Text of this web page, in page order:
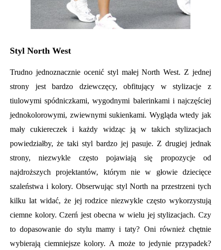
Styl North West
Trudno jednoznacznie ocenić styl małej North West. Z jednej
strony jest bardzo dziewczęcy, obfitujący w stylizacje z
tiulowymi spódniczkami, wygodnymi balerinkami i najczęściej
jednokolorowymi, zwiewnymi sukienkami. Wygląda wtedy jak
mały cukiereczek i każdy widząc ją w takich stylizacjach
powiedziałby, że taki styl bardzo jej pasuje. Z drugiej jednak
strony, niezwykle często pojawiają się propozycje od
najdroższych projektantów, którym nie w głowie dziecięce
szaleństwa i kolory. Obserwując styl North na przestrzeni tych
kilku lat widać, że jej rodzice niezwykle często wykorzystują
ciemne kolory. Czerń jest obecna w wielu jej stylizacjach. Czy
to dopasowanie do stylu mamy i taty? Oni również chętnie
wybierają ciemniejsze kolory. A może to jedynie przypadek?